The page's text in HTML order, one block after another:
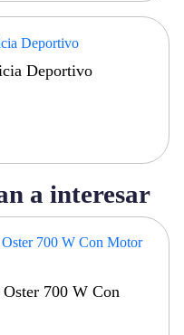
Deportivo
a interesar
700 W Con